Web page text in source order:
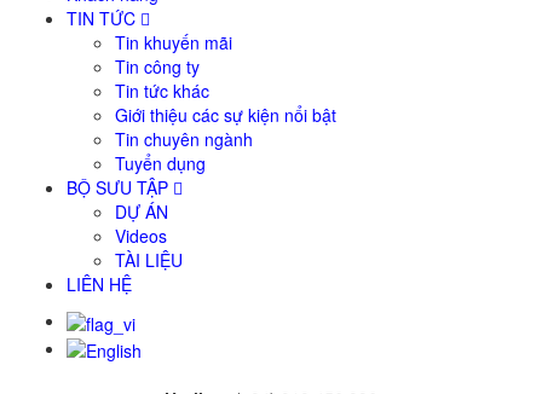
TIN TỨC
Tin khuyến mãi
Tin công ty
Tin tức khác
Giới thiệu các sự kiện nổi bật
Tin chuyên ngành
Tuyển dụng
BỘ SƯU TẬP
DỰ ÁN
Videos
TÀI LIỆU
LIÊN HỆ